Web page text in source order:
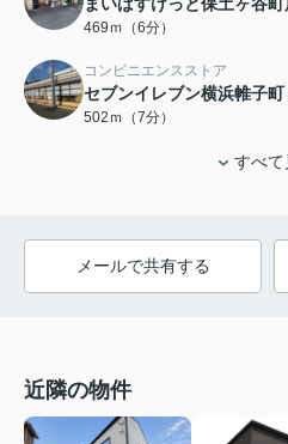
469ｍ（6分）
コンビニエンスストア
セブンイレブン横浜帷子
502ｍ（7分）
すべて
メールで共有する
近隣の物件